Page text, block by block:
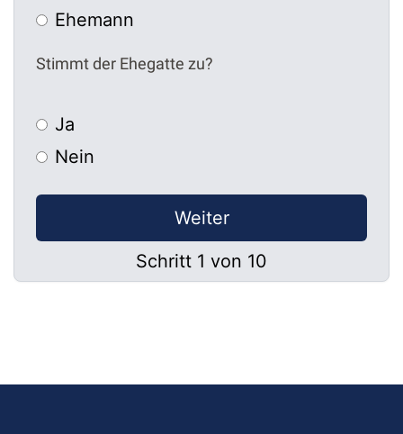
Ehemann
Stimmt der Ehegatte zu?
Ja
Nein
Weiter
Schritt 1 von 10